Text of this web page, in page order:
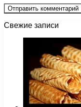
Свежие записи